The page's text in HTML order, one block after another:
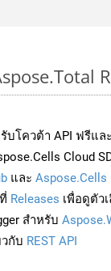
รับโควต้า API ฟรีแล
Cloud
และ Aspose.Cells
Releases เพื่อดูตัว
สำหรับ
กับ REST API